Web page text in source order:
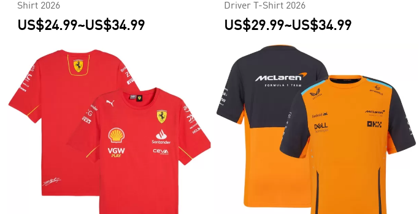
Shirt 2026
US$24.99~US$34.99
Driver T-Shirt 2026
US$29.99~US$34.99